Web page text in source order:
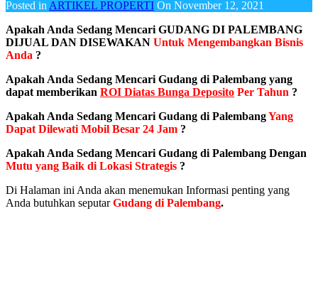
Posted in ARTIKEL PROPERTI On November 12, 2021
Apakah Anda Sedang Mencari GUDANG DI PALEMBANG
DIJUAL DAN DISEWAKAN Untuk Mengembangkan Bisnis
Anda ?
Apakah Anda Sedang Mencari Gudang di Palembang yang
dapat memberikan ROI Diatas Bunga Deposito Per Tahun ?
Apakah Anda Sedang Mencari Gudang di PalembangYang
Dapat Dilewati Mobil Besar 24 Jam ?
Apakah Anda Sedang Mencari Gudang di Palembang Dengan
Mutu yang Baik di Lokasi Strategis ?
Di Halaman ini Anda akan menemukan Informasi penting yang
Anda butuhkan seputarGudang di Palembang.